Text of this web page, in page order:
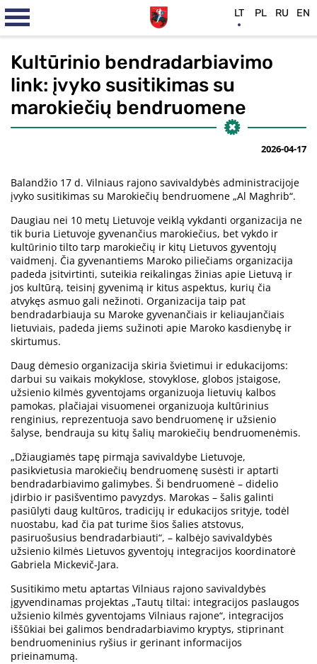
Kultūrinio bendradarbiavimo
link: įvyko susitikimas su
marokiečių bendruomene
2026-04-17
Balandžio 17 d. Vilniaus rajono savivaldybės administracijoje
įvyko susitikimas su Marokiečių bendruomene „Al Maghrib“.
Daugiau nei 10 metų Lietuvoje veiklą vykdanti organizacija ne
tik buria Lietuvoje gyvenančius marokiečius, bet vykdo ir
kultūrinio tilto tarp marokiečių ir kitų Lietuvos gyventojų
vaidmenį. Čia gyvenantiems Maroko piliečiams organizacija
padeda įsitvirtinti, suteikia reikalingas žinias apie Lietuvą ir
jos kultūrą, teisinį gyvenimą ir kitus aspektus, kurių čia
atvykęs asmuo gali nežinoti. Organizacija taip pat
bendradarbiauja su Maroke gyvenančiais ir keliaujančiais
lietuviais, padeda jiems sužinoti apie Maroko kasdienybę ir
skirtumus.
Daug dėmesio organizacija skiria švietimui ir edukacijoms:
darbui su vaikais mokyklose, stovyklose, globos įstaigose,
užsienio kilmės gyventojams organizuoja lietuvių kalbos
pamokas, plačiajai visuomenei organizuoja kultūrinius
renginius, reprezentuoja savo bendruomenę ir užsienio
šalyse, bendrauja su kitų šalių marokiečių bendruomenėmis.
„Džiaugiamės tapę pirmąja savivaldybe Lietuvoje,
pasikvietusia marokiečių bendruomenę susėsti ir aptarti
bendradarbiavimo galimybes. Ši bendruomenė – didelio
įdirbio ir pasišventimo pavyzdys. Marokas – šalis galinti
pasiūlyti daug kultūros, tradicijų ir edukacijos srityje, todėl
nuostabu, kad čia pat turime šios šalies atstovus,
pasiruošusius bendradarbiauti“, – kalbėjo savivaldybės
užsienio kilmės Lietuvos gyventojų integracijos koordinatorė
Gabriela Mickevič-Jara.
Susitikimo metu aptartas Vilniaus rajono savivaldybės
įgyvendinamas projektas „Tautų tiltai: integracijos paslaugos
užsienio kilmės gyventojams Vilniaus rajone“, integracijos
iššūkiai bei galimos bendradarbiavimo kryptys, stiprinant
bendruomeninius ryšius ir gerinant informacijos
prieinamumą.
LT PL RU EN